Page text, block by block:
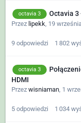
octavia 3 Octavia 3
Przez lipekk, 19
9 odpowiedzi 1 802
octavia 3
HDMI
Przez wisniaman, 1
5 odpowiedzi 1 034